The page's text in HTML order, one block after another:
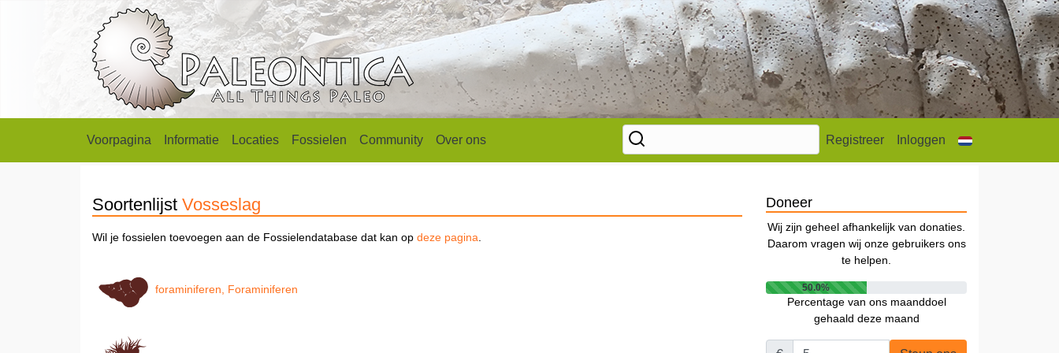
Voorpagina Informatie Locaties Fossielen Community Over ons Registreer Inloggen
Soortenlijst Vosseslag
Wil je fossielen toevoegen aan de Fossielendatabase dat kan op deze pagina
foraminiferen, Foraminiferen
Doneer
Wij zijn geheel afhankelijk van donaties.
Daarom vragen wij onze gebruikers ons
te helpen.
50.0%
Percentage van ons maanddoel
gehaald deze maand